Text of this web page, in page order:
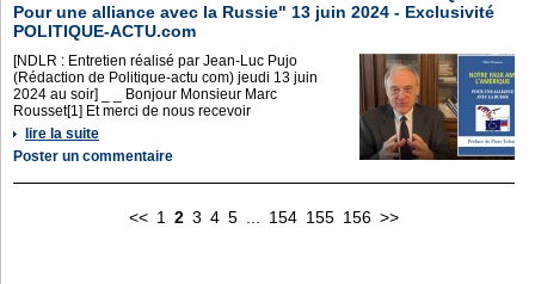
Pour une alliance avec la Russie" 13 juin 2024 - Exclusivité
POLITIQUE-ACTU.com
[NDLR : Entretien réalisé par Jean-Luc Pujo
(Rédaction de Politique-actu com) jeudi 13 juin
2024 au soir] _ _ Bonjour Monsieur Marc
Rousset[1] Et merci de nous recevoir
lire la suite
Poster un commentaire
<< 1 2 3 4 5 154 155 156 >>